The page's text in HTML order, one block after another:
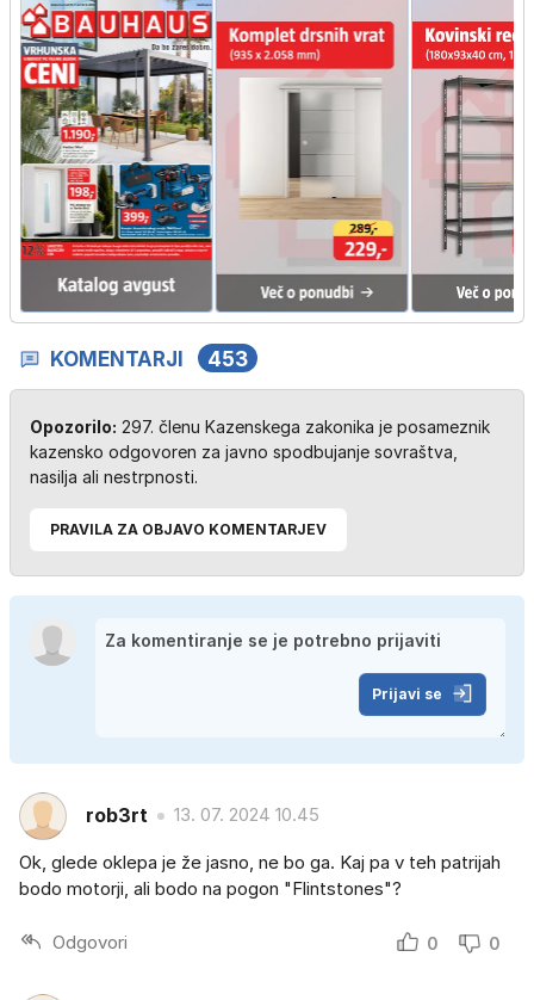
KOMENTARJI 453
Opozorilo: 297. členu Kazenskega zakonika je posameznik
kazensko odgovoren za javno spodbujanje sovraštva,
nasilja ali nestrpnosti.
PRAVILA ZA OBJAVO KOMENTARJEV
Prijavi se
rob3rt 13. 07. 2024 10.45
Ok, glede oklepa je že jasno, ne bo ga. Kaj pa v teh patrijah
bodo motorji, ali bodo na pogon "Flintstones"?
Odgovori 0 0